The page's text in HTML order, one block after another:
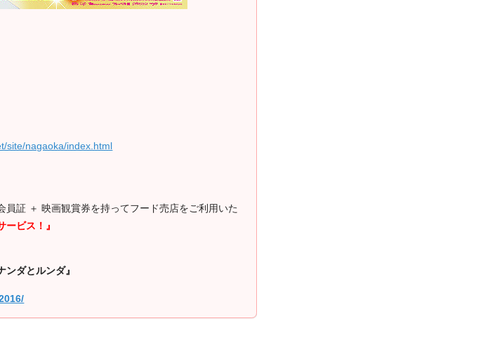
site/nagaoka/index.html
員証 ＋ 映画観賞券を持ってフード売店をご利用いた
ービス！』
ダとルンダ』